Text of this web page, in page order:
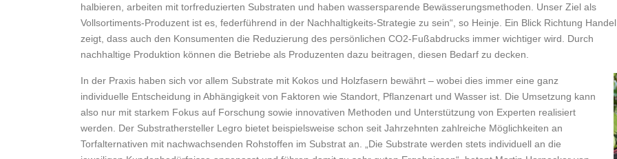
halbieren, arbeiten mit torfreduzierten Substraten und haben wassersparende Bewässerungsmethoden. Unser Ziel als
Vollsortiments-Produzent ist es, federführend in der Nachhaltigkeits-Strategie zu sein“, so Heinje. Ein Blick Richtung Handel
zeigt, dass auch den Konsumenten die Reduzierung des persönlichen CO2-Fußabdrucks immer wichtiger wird. Durch
nachhaltige Produktion können die Betriebe als Produzenten dazu beitragen, diesen Bedarf zu decken.
In der Praxis haben sich vor allem Substrate mit Kokos und Holzfasern bewährt – wobei dies immer eine ganz
individuelle Entscheidung in Abhängigkeit von Faktoren wie Standort, Pflanzenart und Wasser ist. Die Umsetzung kann
also nur mit starkem Fokus auf Forschung sowie innovativen Methoden und Unterstützung von Experten realisiert
werden. Der Substrathersteller Legro bietet beispielsweise schon seit Jahrzehnten zahlreiche Möglichkeiten an
Torfalternativen mit nachwachsenden Rohstoffen im Substrat an. „Die Substrate werden stets individuell an die